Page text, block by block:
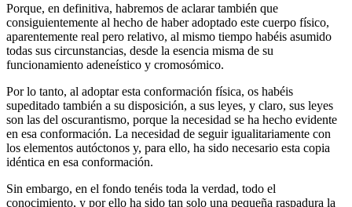
Porque, en definitiva, habremos de aclarar también que
consiguientemente al hecho de haber adoptado este cuerpo físico,
aparentemente real pero relativo, al mismo tiempo habéis asumido
todas sus circunstancias, desde la esencia misma de su
funcionamiento adeneístico y cromosómico.
Por lo tanto, al adoptar esta conformación física, os habéis
supeditado también a su disposición, a sus leyes, y claro, sus leyes
son las del oscurantismo, porque la necesidad se ha hecho evidente
en esa conformación. La necesidad de seguir igualitariamente con
los elementos autóctonos y, para ello, ha sido necesario esta copia
idéntica en esa conformación.
Sin embargo, en el fondo tenéis toda la verdad, todo el
conocimiento, y por ello ha sido tan solo una pequeña raspadura la